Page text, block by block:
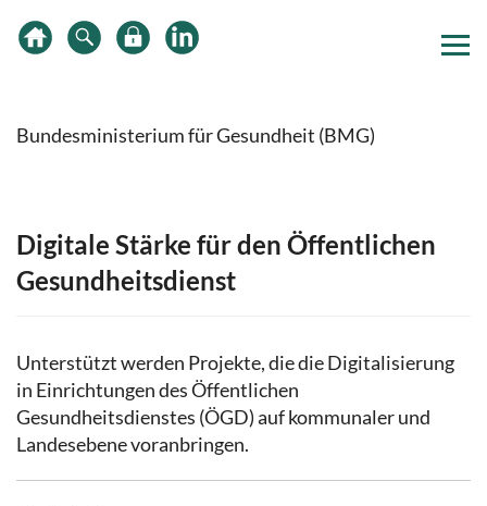
Inhalt
Hauptnavigation
Subnavigation
Bundesministerium für Gesundheit (BMG)
Digitale Stärke für den Öffentlichen
Gesundheitsdienst
Unterstützt werden Projekte, die die Digitalisierung
in Einrichtungen des Öffentlichen
Gesundheitsdienstes (ÖGD) auf kommunaler und
Landesebene voranbringen.